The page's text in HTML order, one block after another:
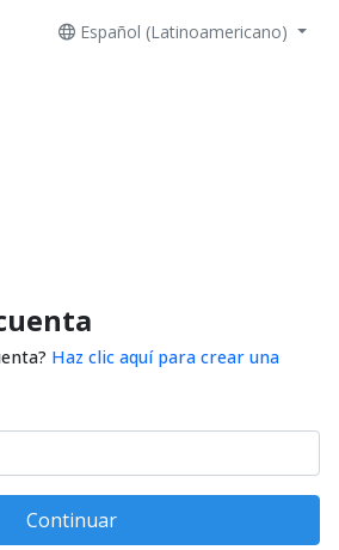
Español (Latinoamericano)
Haz clic aquí para crear una
Continuar